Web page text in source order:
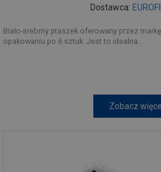
Dostawca:
Biało-srebrny ptaszek oferowany przez
opakowaniu po 6 sztuk. Jest to idealna...
Zobacz